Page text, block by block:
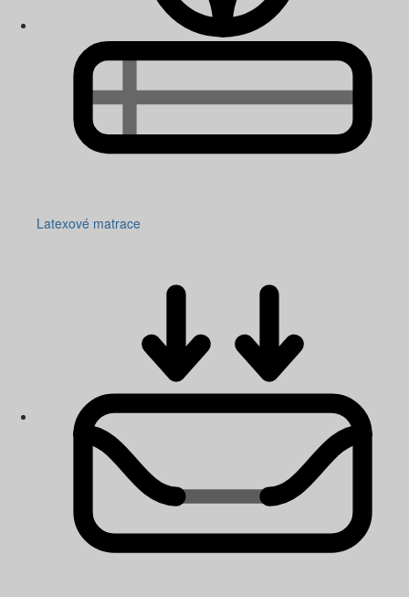
Latexové matrace